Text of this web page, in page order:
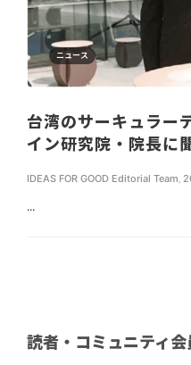
ニュース
台湾のサーキュラー
イン研究院・院長に
IDEAS FOR GOOD Editorial Team,
...
読者・コミュニティ会